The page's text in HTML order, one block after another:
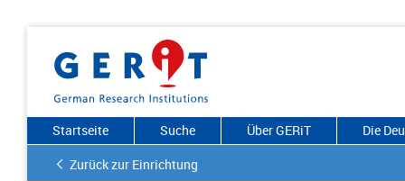
Startseite Suche Über GERiT
Die
Zurück zur Einrichtung